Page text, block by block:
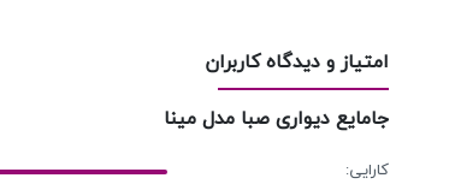
امتیاز و دیدگاه کاربران
جامایع دیواری صبا مدل مینا
کارایی: